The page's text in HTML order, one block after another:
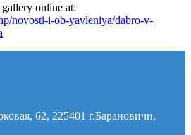
online at:
novosti-i-ob-yavleniya/dabro-v-
62, 225401 г.Барановичи,